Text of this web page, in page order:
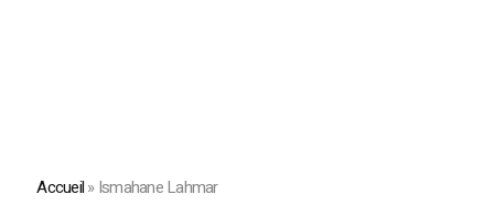
Accueil»Ismahane Lahmar